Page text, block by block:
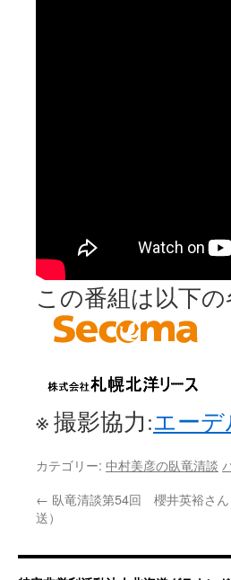
この番組は以下
※ 撮影協力:エー
カテゴリー: 中村美彦の臥竜清談
← 臥竜清談第54回 櫻井英裕さ
送）